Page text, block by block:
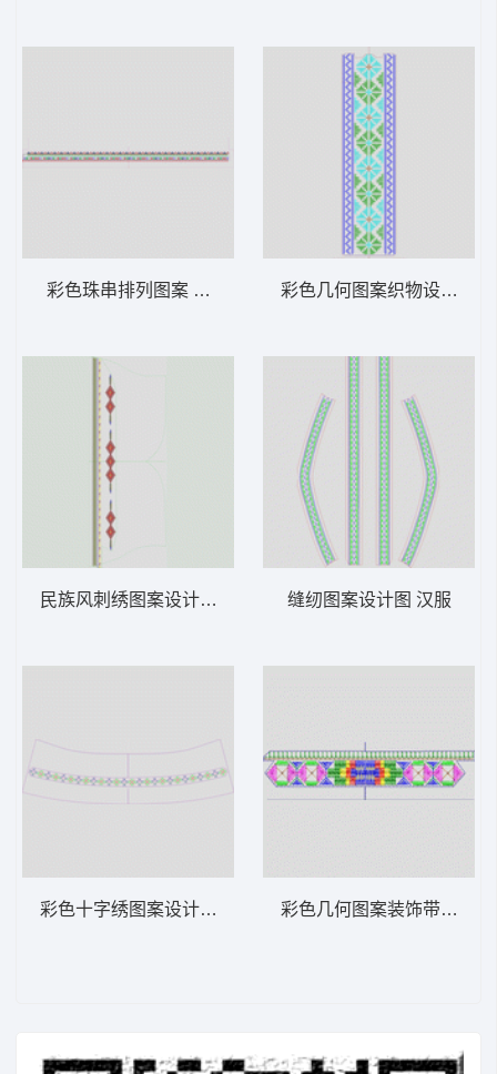
彩色珠串排列图案 汉服
民族风刺绣图案设计图 汉服
彩色十字绣图案设计图 汉服
彩色几何图案织物设计 汉服
缝纫图案设计图 汉服
彩色几何图案装饰带 汉服